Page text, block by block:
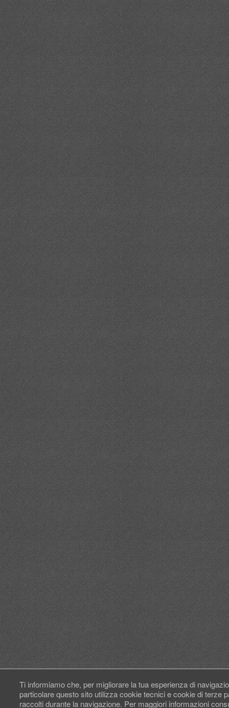
Ti informiamo che, per migliorare la tua esperienza di
particolare questo sito utilizza cookie tecnici e cookie di terze
raccolti durante la navigazione. Per maggiori informazioni